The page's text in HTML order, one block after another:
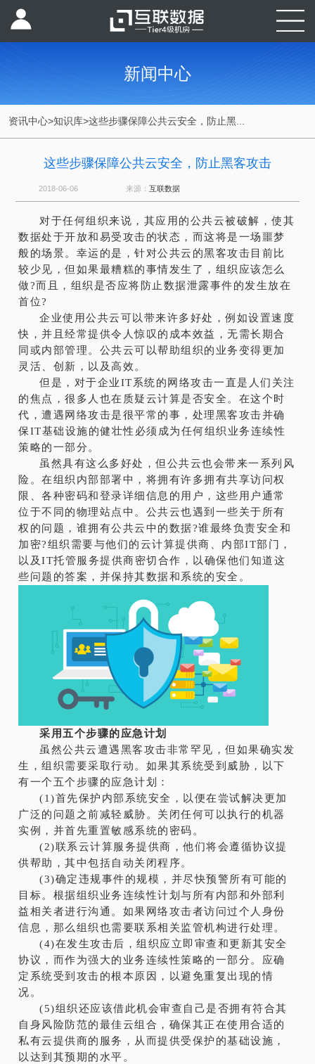
新闻中心
资讯中心>知识库>这些步骤保障公共云安全，防止黑...
这些步骤保障公共云安全，防止黑客攻击
2018-06-06 来源： 互联数据
对于任何组织来说，其应用的公共云被破解，使其
数据处于开放和易受攻击的状态，而这将是一场噩梦
般的场景。幸运的是，针对公共云的黑客攻击目前比
较少见，但如果最糟糕的事情发生了，组织应该怎么
做?而且，组织是否应将防止数据泄露事件的发生放在
首位?
企业使用公共云可以带来许多好处，例如设置速度
快，并且经常提供令人惊叹的成本效益，无需长期合
同或内部管理。公共云可以帮助组织的业务变得更加
灵活、创新，以及高效。
但是，对于企业IT系统的网络攻击一直是人们关注
的焦点，很多人也在质疑云计算是否安全。在这个时
代，遭遇网络攻击是很平常的事，处理黑客攻击并确
保IT基础设施的健壮性必须成为任何组织业务连续性
策略的一部分。
虽然具有这么多好处，但公共云也会带来一系列风
险。在组织内部部署中，将拥有许多拥有共享访问权
限、各种密码和登录详细信息的用户，这些用户通常
位于不同的物理站点中。公共云也遇到一些关于所有
权的问题，谁拥有公共云中的数据?谁最终负责安全和
加密?组织需要与他们的云计算提供商、内部IT部门，
以及IT托管服务提供商密切合作，以确保他们知道这
些问题的答案，并保持其数据和系统的安全。
采用五个步骤的应急计划
虽然公共云遭遇黑客攻击非常罕见，但如果确实发
生，组织需要采取行动。如果其系统受到威胁，以下
有一个五个步骤的应急计划：
(1)首先保护内部系统安全，以便在尝试解决更加
广泛的问题之前减轻威胁。关闭任何可以执行的机器
实例，并首先重置敏感系统的密码。
(2)联系云计算服务提供商，他们将会遵循协议提
供帮助，其中包括自动关闭程序。
(3)确定违规事件的规模，并尽快预警所有可能的
目标。根据组织业务连续性计划与所有内部和外部利
益相关者进行沟通。如果网络攻击者访问过个人身份
信息，那么组织也需要联系相关监管机构进行处理。
(4)在发生攻击后，组织应立即审查和更新其安全
协议，而作为强大的业务连续性策略的一部分。应确
定系统受到攻击的根本原因，以避免重复出现的情
况。
(5)组织还应该借此机会审查自己是否拥有符合其
自身风险防范的最佳云组合，确保其正在使用合适的
私有云提供商的服务，从而提供受保护的基础设施，
以达到其预期的水平。